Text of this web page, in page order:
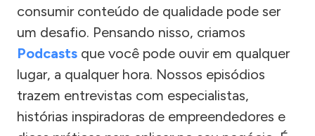
consumir conteúdo de qualidade pode ser
um desafio. Pensando nisso, criamos
Podcasts que você pode ouvir em qualquer
lugar, a qualquer hora. Nossos episódios
trazem entrevistas com especialistas,
histórias inspiradoras de empreendedores e